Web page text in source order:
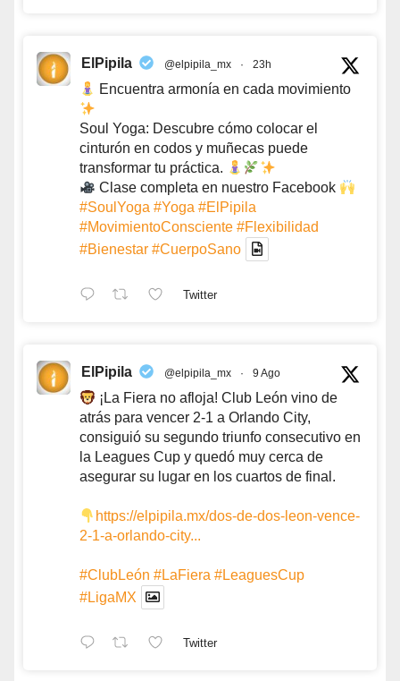
ElPipila @elpipila_mx · 23h
Encuentra armonía en cada movimiento
Soul Yoga: Descubre cómo colocar el
cinturón en codos y muñecas puede
transformar tu práctica.
Clase completa en nuestro Facebook
#SoulYoga #Yoga #ElPipila
#MovimientoConsciente #Flexibilidad
#Bienestar #CuerpoSano
Twitter
ElPipila @elpipila_mx · 9 Ago
¡La Fiera no afloja! Club León vino de
atrás para vencer 2-1 a Orlando City,
consiguió su segundo triunfo consecutivo en
la Leagues Cup y quedó muy cerca de
asegurar su lugar en los cuartos de final.
https://elpipila.mx/dos-de-dos-leon-vence-
2-1-a-orlando-city...
#ClubLeón #LaFiera #LeaguesCup
#LigaMX
Twitter